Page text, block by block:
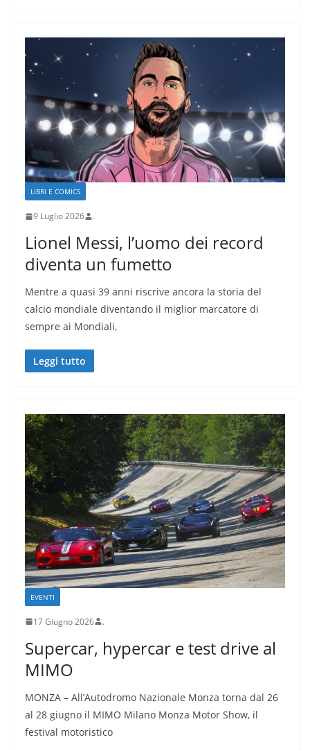
LIBRI E COMICS
9 Luglio 2026 .
Lionel Messi, l’uomo dei record
diventa un fumetto
Mentre a quasi 39 anni riscrive ancora la storia del
calcio mondiale diventando il miglior marcatore di
sempre ai Mondiali,
Leggi tutto
EVENTI
17 Giugno 2026 .
Supercar, hypercar e test drive al
MIMO
MONZA – All’Autodromo Nazionale Monza torna dal 26
al 28 giugno il MIMO Milano Monza Motor Show, il
festival motoristico